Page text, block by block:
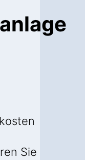
Sie